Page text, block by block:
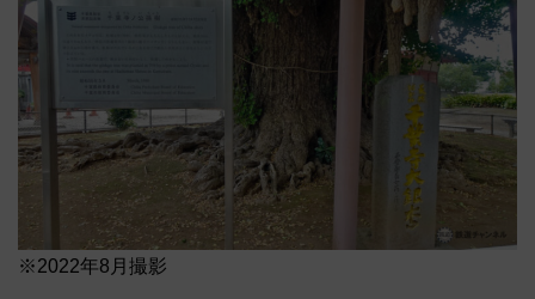
※2022年8月撮影